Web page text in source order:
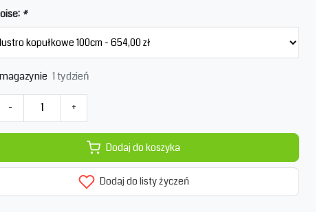
*
1 tydzień
- +
Dodaj do koszyka
Dodaj do listy życzeń